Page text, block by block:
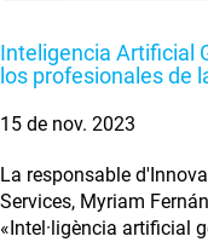
Inteligencia Artificial
los profesionales de
15 de nov. 2023
La responsable
Services, Myriam
«Intel·ligència artificial